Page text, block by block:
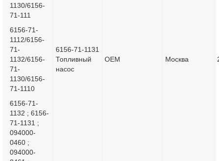
1130/6156-
71-111
6156-71-
1112/6156-
71-
1132/6156-
71-
1130/6156-
71-1110
6156-71-1131
Топливный
насос
OEM Москва
6156-71-
1132 ; 6156-
71-1131 ;
094000-
0460 ;
094000-